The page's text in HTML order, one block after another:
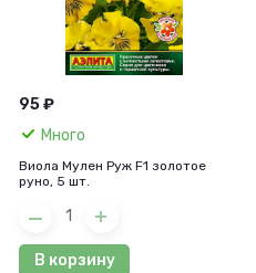
95 ₽
Много
Виола Мулен Руж F1 золотое
руно, 5 шт.
В корзину